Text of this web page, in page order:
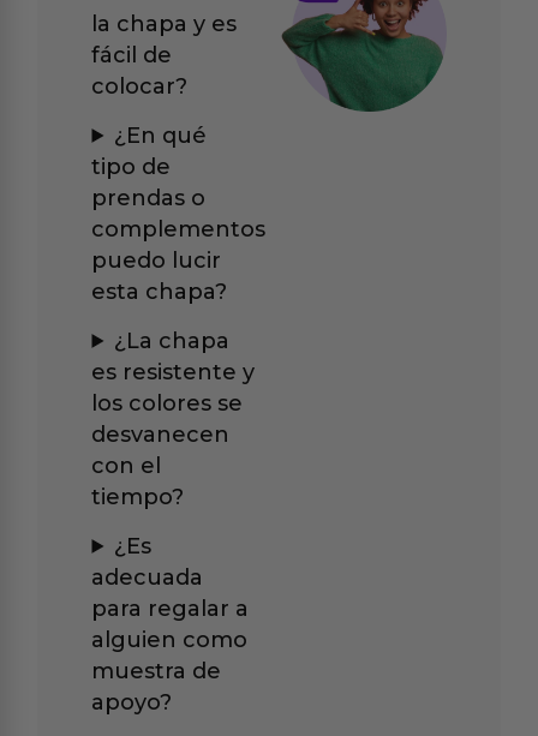
la chapa y es
fácil de
colocar?
¿En qué
tipo de
prendas o
complementos
puedo lucir
esta chapa?
¿La chapa
es resistente y
los colores se
desvanecen
con el
tiempo?
¿Es
adecuada
para regalar a
alguien como
muestra de
apoyo?